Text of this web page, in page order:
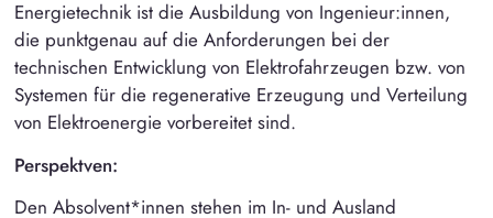
Energietechnik ist die Ausbildung von Ingenieur:innen,
die punktgenau auf die Anforderungen bei der
technischen Entwicklung von Elektrofahrzeugen bzw. von
Systemen für die regenerative Erzeugung und Verteilung
von Elektroenergie vorbereitet sind.
Perspektven:
Den Absolvent*innen stehen im In- und Ausland